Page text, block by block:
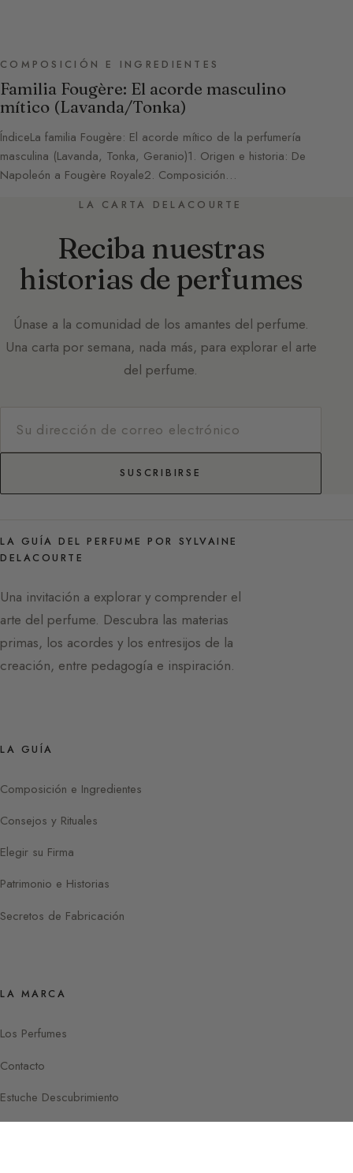
COMPOSICIÓN E INGREDIENTES
Familia Fougère: El acorde masculino
mítico (Lavanda/Tonka)
ÍndiceLa familia Fougère: El acorde mítico de la perfumería
masculina (Lavanda, Tonka, Geranio)1. Origen e historia: De
Napoleón a Fougère Royale2. Composición…
LA CARTA DELACOURTE
Reciba nuestras
historias de perfumes
Únase a la comunidad de los amantes del perfume.
Una carta por semana, nada más, para explorar el arte
del perfume.
SUSCRIBIRSE
LA GUÍA DEL PERFUME POR SYLVAINE
DELACOURTE
Una invitación a explorar y comprender el
arte del perfume. Descubra las materias
primas, los acordes y los entresijos de la
creación, entre pedagogía e inspiración.
LA GUÍA
Composición e Ingredientes
Consejos y Rituales
Elegir su Firma
Patrimonio e Historias
Secretos de Fabricación
LA MARCA
Los Perfumes
Contacto
Estuche Descubrimiento